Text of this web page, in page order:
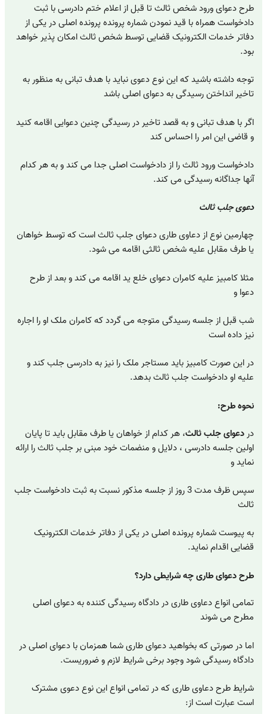
طرح دعوای ورود شخص ثالث تا قبل از اعلام ختم دادرسی با ثبت
دادخواست همراه با قید نمودن شماره پرونده پرونده اصلی در یکی از
دفاتر خدمات الکترونیک قضایی توسط شخص ثالث امکان پذیر خواهد
بود.
توجه داشته باشید که این نوع دعوی نباید با هدف تبانی به منظور به
تاخیر انداختن رسیدگی به دعوای اصلی باشد
اگر با هدف تبانی و به قصد تاخیر در رسیدگی چنین دعوایی اقامه کنید
و قاضی این امر را احساس کند
دادخواست ورود ثالث را از دادخواست اصلی جدا می کند و به هر کدام
آنها جداگانه رسیدگی می کند.
دعوی جلب ثالث
چهارمین نوع از دعاوی طاری دعوای جلب ثالث است که توسط خواهان
یا طرف مقابل علیه شخص ثالثی اقامه می شود.
مثلا کامبیز علیه کامران دعوای خلع ید اقامه می کند و بعد از طرح
دعوا و
شب قبل از جلسه رسیدگی متوجه می گردد که کامران ملک او را اجاره
نیز داده است
در این صورت کامبیز باید مستاجر ملک را نیز به دادرسی جلب کند و
علیه او دادخواست جلب ثالث بدهد.
نحوه طرح:
دردعوای جلب ثالث، هر کدام از خواهان یا طرف مقابل باید تا پایان
اولین جلسه دادرسی ، دلایل و منضمات خود مبنی بر جلب ثالث را ارائه
نماید و
سپس ظرف مدت 3 روز از جلسه مذکور نسبت به ثبت دادخواست جلب
ثالث
به پیوست شماره پرونده اصلی در یکی از دفاتر خدمات الکترونیک
قضایی اقدام نماید.
طرح دعوای طاری چه شرایطی دارد؟
تمامی انواع دعاوی طاری در دادگاه رسیدگی کننده به دعوای اصلی
مطرح می شوند
اما در صورتی که بخواهید دعوای طاری شما همزمان با دعوای اصلی در
دادگاه رسیدگی شود وجود برخی شرایط لازم و ضروریست.
شرایط طرح دعاوی طاری که در تمامی انواع این نوع دعوی مشترک
است عبارت است از: